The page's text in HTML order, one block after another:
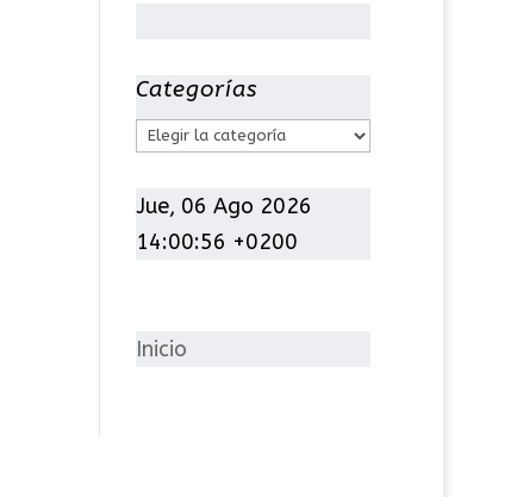
Categorías
C
t
e
r
Jue, 06 Ago 2026
14:00:56 +0200
Inicio